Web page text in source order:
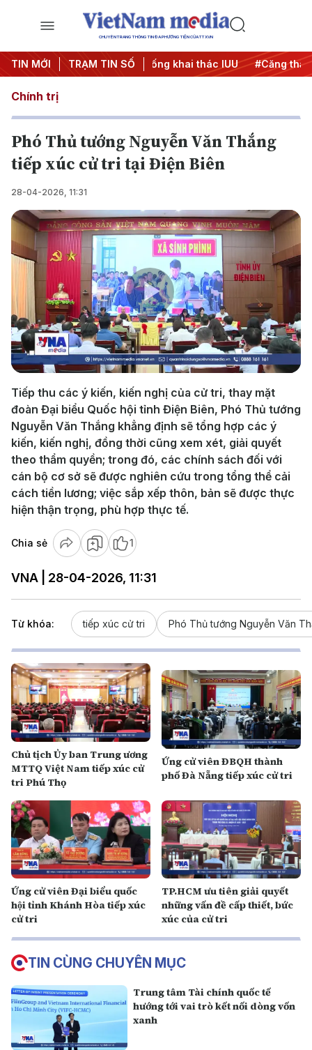
CHUYÊN TRANG THÔNG TIN ĐA PHƯƠNG TIỆN CỦA TTXVN
TIN MỚI TRẠM TIN SỐ
500 ngày đêm #Chống khai thác IUU #Căng thẳng
Chính trị
Phó Thủ tướng Nguyễn Văn Thắng
tiếp xúc cử tri tại Điện Biên
28-04-2026, 11:31
Play
Video
Tiếp thu các ý kiến, kiến nghị của cử tri, thay mặt
đoàn Đại biểu Quốc hội tỉnh Điện Biên, Phó Thủ tướng
Nguyễn Văn Thắng khẳng định sẽ tổng hợp các ý
kiến, kiến nghị, đồng thời cũng xem xét, giải quyết
theo thẩm quyền; trong đó, các chính sách đối với
cán bộ cơ sở sẽ được nghiên cứu trong tổng thể cải
cách tiền lương; việc sắp xếp thôn, bản sẽ được thực
hiện thận trọng, phù hợp thực tế.
Chia sẻ 1
VNA | 28-04-2026, 11:31
Từ khóa: tiếp xúc cử tri Phó Thủ tướng Nguyễn Văn
Chủ tịch Ủy ban Trung ương
MTTQ Việt Nam tiếp xúc cử
tri Phú Thọ
Ứng cử viên ĐBQH thành
phố Đà Nẵng tiếp xúc cử tri
Ứng cử viên Đại biểu quốc
hội tỉnh Khánh Hòa tiếp xúc
cử tri
TP.HCM ưu tiên giải quyết
những vấn đề cấp thiết, bức
xúc của cử tri
TIN CÙNG CHUYÊN MỤC
Trung tâm Tài chính quốc tế
hướng tới vai trò kết nối dòng vốn
xanh